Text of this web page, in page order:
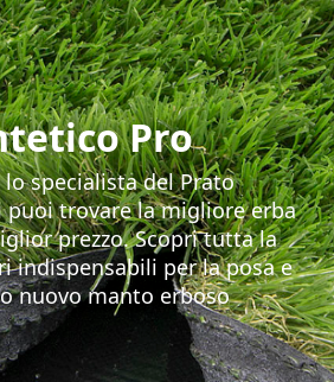
Pro
specialista del Prato
puoi trovare la migliore erba
prezzo. Scopri tutta la
indispensabili per la posa e
nuovo manto erboso